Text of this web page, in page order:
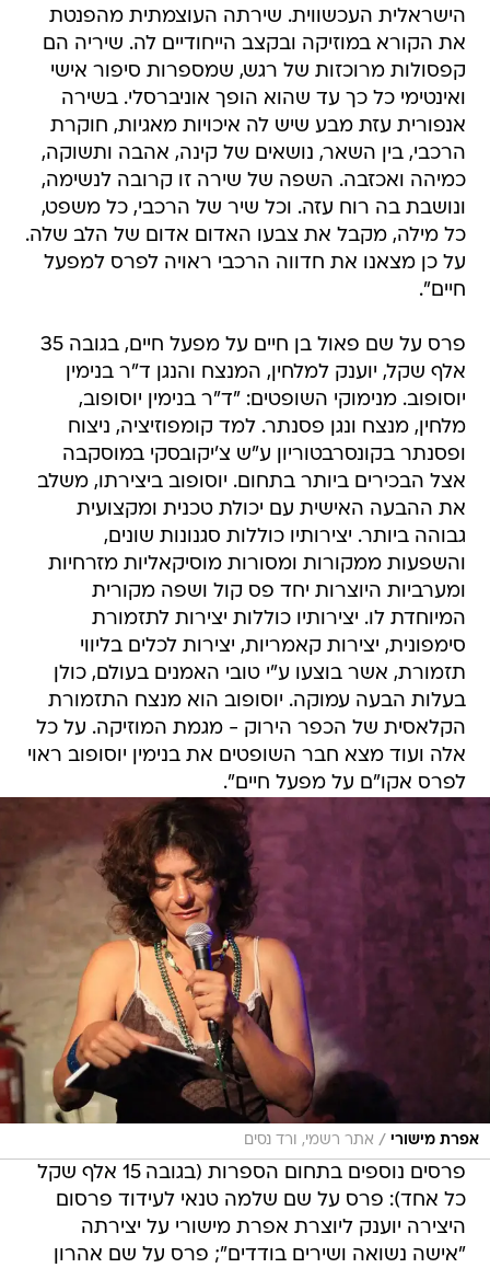
הישראלית העכשווית. שירתה העוצמתית מהפנטת
את הקורא במוזיקה ובקצב הייחודיים לה. שיריה הם
קפסולות מרוכזות של רגש, שמספרות סיפור אישי
ואינטימי כל כך עד שהוא הופך אוניברסלי. בשירה
אנפורית עזת מבע שיש לה איכויות מאגיות, חוקרת
הרכבי, בין השאר, נושאים של קינה, אהבה ותשוקה,
כמיהה ואכזבה. השפה של שירה זו קרובה לנשימה,
ונושבת בה רוח עזה. וכל שיר של הרכבי, כל משפט,
כל מילה, מקבל את צבעו האדום אדום של הלב שלה.
על כן מצאנו את חדווה הרכבי ראויה לפרס למפעל
חיים".
פרס על שם פאול בן חיים על מפעל חיים, בגובה 35
אלף שקל, יוענק למלחין, המנצח והנגן ד"ר בנימין
יוסופוב. מנימוקי השופטים: "ד"ר בנימין יוסופוב,
מלחין, מנצח ונגן פסנתר. למד קומפוזיציה, ניצוח
ופסנתר בקונסרבטוריון ע"ש צ'יקובסקי במוסקבה
אצל הבכירים ביותר בתחום. יוסופוב ביצירתו, משלב
את ההבעה האישית עם יכולת טכנית ומקצועית
גבוהה ביותר. יצירותיו כוללות סגנונות שונים,
והשפעות ממקורות ומסורות מוסיקאליות מזרחיות
ומערביות היוצרות יחד פס קול ושפה מקורית
המיוחדת לו. יצירותיו כוללות יצירות לתזמורת
סימפונית, יצירות קאמריות, יצירות לכלים בליווי
תזמורת, אשר בוצעו ע"י טובי האמנים בעולם, כולן
בעלות הבעה עמוקה. יוסופוב הוא מנצח התזמורת
הקלאסית של הכפר הירוק - מגמת המוזיקה. על כל
אלה ועוד מצא חבר השופטים את בנימין יוסופוב ראוי
לפרס אקו"ם על מפעל חיים".
אפרת מישורי / אתר רשמי, ורד נסים
פרסים נוספים בתחום הספרות (בגובה 15 אלף שקל
כל אחד): פרס על שם שלמה טנאי לעידוד פרסום
היצירה יוענק ליוצרת אפרת מישורי על יצירתה
"אישה נשואה ושירים בודדים"; פרס על שם אהרון